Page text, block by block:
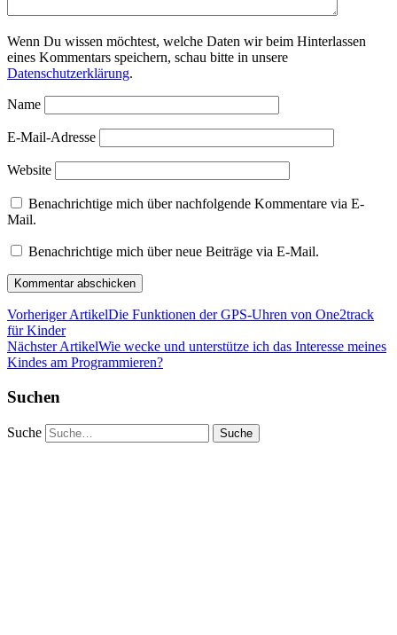
Wenn Du wissen möchtest, welche Daten wir beim Hinterlassen
eines Kommentars speichern, schau bitte in unsere
Datenschutzerklärung.
Name
E-Mail-Adresse
Website
Benachrichtige mich über nachfolgende Kommentare via E-
Mail.
Benachrichtige mich über neue Beiträge via E-Mail.
Vorheriger ArtikelDie Funktionen der GPS-Uhren von One2track
für Kinder
Nächster ArtikelWie wecke und unterstütze ich das Interesse meines
Kindes am Programmieren?
Suchen
Suche